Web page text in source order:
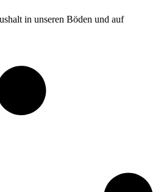
in unseren Böden und auf